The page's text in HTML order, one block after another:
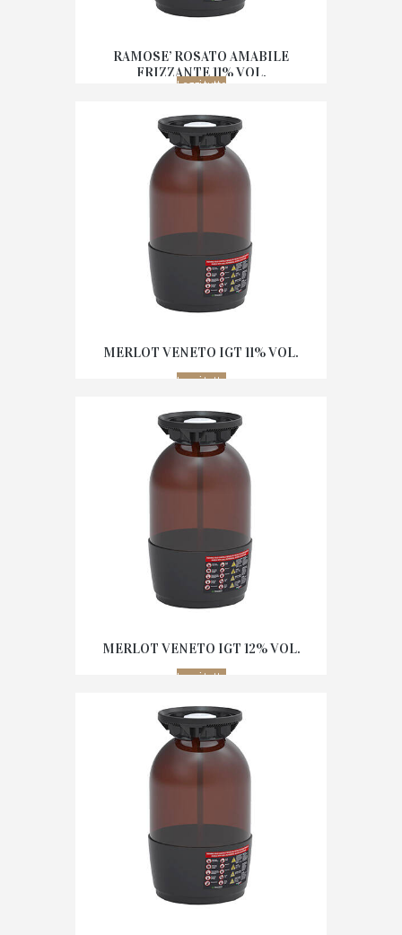
RAMOSE’ ROSATO AMABILE
FRIZZANTE 11% VOL.
Leggi tutto
MERLOT VENETO IGT 11% VOL.
Leggi tutto
MERLOT VENETO IGT 12% VOL.
Leggi tutto